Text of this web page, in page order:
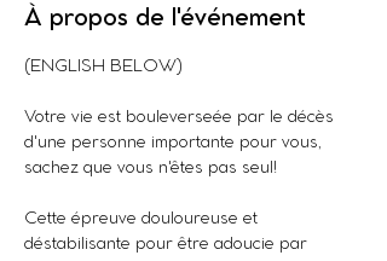
À propos de l'événement
(ENGLISH BELOW)
Votre vie est bouleverseée par le décès
d'une personne importante pour vous,
sachez que vous n'êtes pas seul!
Cette épreuve douloureuse et
déstabilisante pour être adoucie par